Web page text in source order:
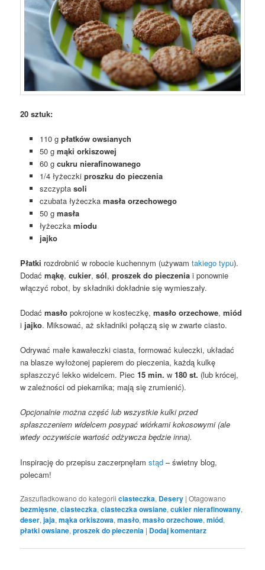
20 sztuk:
110 g płatków owsianych
50 g mąki orkiszowej
60 g cukru nierafinowanego
1/4 łyżeczki proszku do pieczenia
szczypta soli
czubata łyżeczka masła orzechowego
50 g masła
łyżeczka miodu
jajko
Płatki rozdrobnić w robocie kuchennym (używam takiego typu).
Dodaćmąkę,cukier,sól,proszek do pieczenia i ponownie
włączyć robot, by składniki dokładnie się wymieszały.
Dodaćmasło pokrojone w kosteczkę,masło orzechowe,miód
i jajko. Miksować, aż składniki połączą się w zwarte ciasto.
Odrywać małe kawałeczki ciasta, formować kuleczki, układać
na blasze wyłożonej papierem do pieczenia, każdą kulkę
spłaszczyć lekko widelcem. Piec 15 min. w180 st. (lub krócej,
w zależności od piekarnika; mają się zrumienić).
Opcjonalnie można część lub wszystkie kulki przed
spłaszczeniem widelcem posypać wiórkami kokosowymi (ale
wtedy oczywiście wartość odżywcza będzie inna).
Inspirację do przepisu zaczerpnęłamstąd – świetny blog,
polecam!
Zaszufladkowano do kategorii ciasteczka, Desery |Otagowano
bezmięsne,ciasteczka,ciasteczka owsiane,cukier nierafinowany,
deser,jaja,mąka orkiszowa,masło,masło orzechowe,miód,
płatki owsiane,proszek do pieczenia | Dodaj komentarz